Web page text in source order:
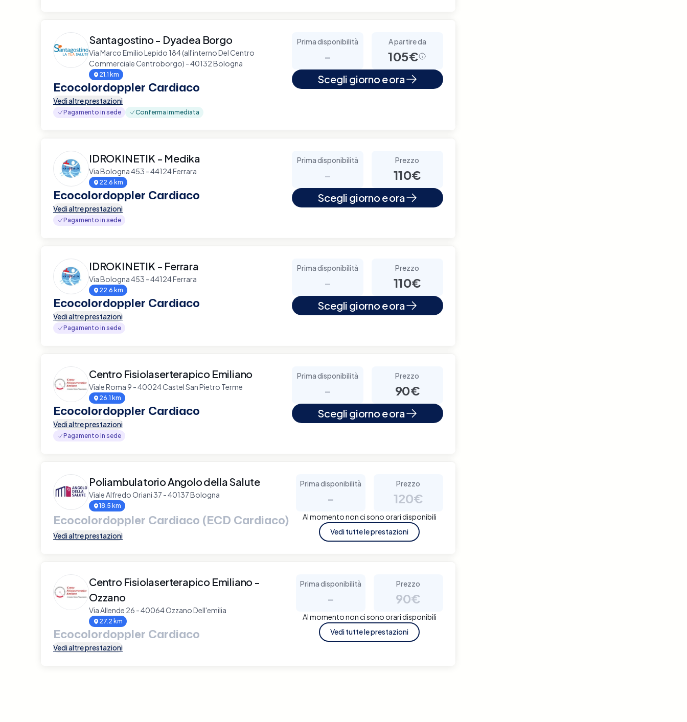
Santagostino - Dyadea Borgo
Via Marco Emilio Lepido 184 (all'interno Del Centro
Commerciale Centroborgo) - 40132 Bologna
21.1 km
Ecocolordoppler Cardiaco
Vedi altre prestazioni
Pagamento in sede Conferma immediata
Prima disponibilità
-
A partire da
105€
Scegli giorno e ora
IDROKINETIK - Medika
Via Bologna 453 - 44124 Ferrara
22.6 km
Ecocolordoppler Cardiaco
Vedi altre prestazioni
Pagamento in sede
Prima disponibilità
-
Prezzo
110€
Scegli giorno e ora
IDROKINETIK - Ferrara
Via Bologna 453 - 44124 Ferrara
22.6 km
Ecocolordoppler Cardiaco
Vedi altre prestazioni
Pagamento in sede
Prima disponibilità
-
Prezzo
110€
Scegli giorno e ora
Centro Fisiolaserterapico Emiliano
Viale Roma 9 - 40024 Castel San Pietro Terme
26.1 km
Ecocolordoppler Cardiaco
Vedi altre prestazioni
Pagamento in sede
Prima disponibilità
-
Prezzo
90€
Scegli giorno e ora
Poliambulatorio Angolo della Salute
Viale Alfredo Oriani 37 - 40137 Bologna
18.5 km
Ecocolordoppler Cardiaco (ECD Cardiaco)
Vedi altre prestazioni
Prima disponibilità
-
Prezzo
120€
Al momento non ci sono orari disponibili
Vedi tutte le prestazioni
Centro Fisiolaserterapico Emiliano -
Ozzano
Via Allende 26 - 40064 Ozzano Dell'emilia
27.2 km
Ecocolordoppler Cardiaco
Vedi altre prestazioni
Prima disponibilità
-
Prezzo
90€
Al momento non ci sono orari disponibili
Vedi tutte le prestazioni